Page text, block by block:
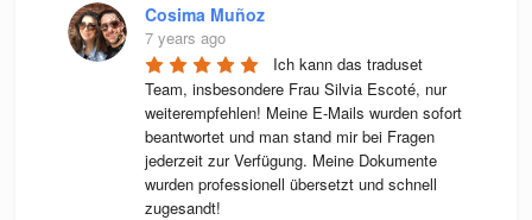
Cosima Muñoz
7 years ago
Ich kann das traduset
Team, insbesondere Frau Silvia Escoté, nur
weiterempfehlen! Meine E-Mails wurden sofort
beantwortet und man stand mir bei Fragen
jederzeit zur Verfügung. Meine Dokumente
wurden professionell übersetzt und schnell
zugesandt!